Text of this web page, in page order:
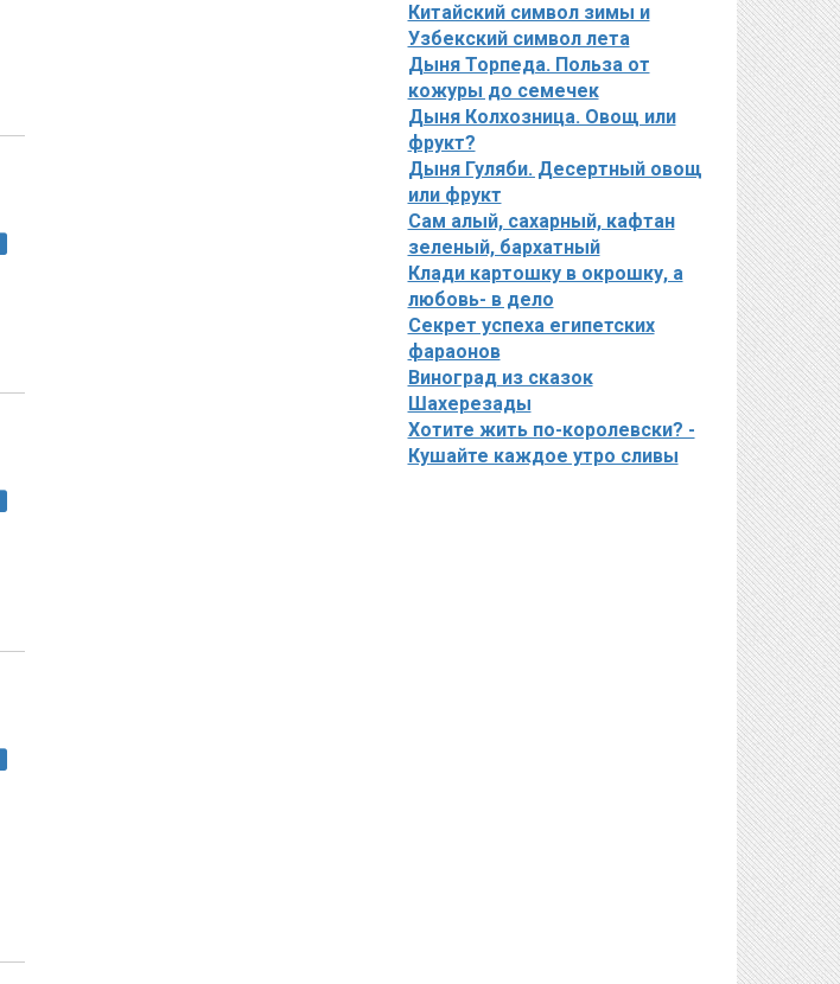
Китайский символ зимы и
Узбекский символ лета
Дыня Торпеда. Польза от
кожуры до семечек
Дыня Колхозница. Овощ или
фрукт?
Дыня Гуляби. Десертный овощ
или фрукт
Сам алый, сахарный, кафтан
зеленый, бархатный
Клади картошку в окрошку, а
любовь- в дело
Секрет успеха египетских
фараонов
Виноград из сказок
Шахерезады
Хотите жить по-королевски? -
Кушайте каждое утро сливы